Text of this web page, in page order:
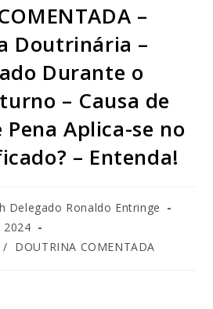
–
Doutrinária –
Durante o
– Causa de
Aplica-se no
– Entenda!
Delegado Ronaldo Entringe
2024
/ DOUTRINA COMENTADA